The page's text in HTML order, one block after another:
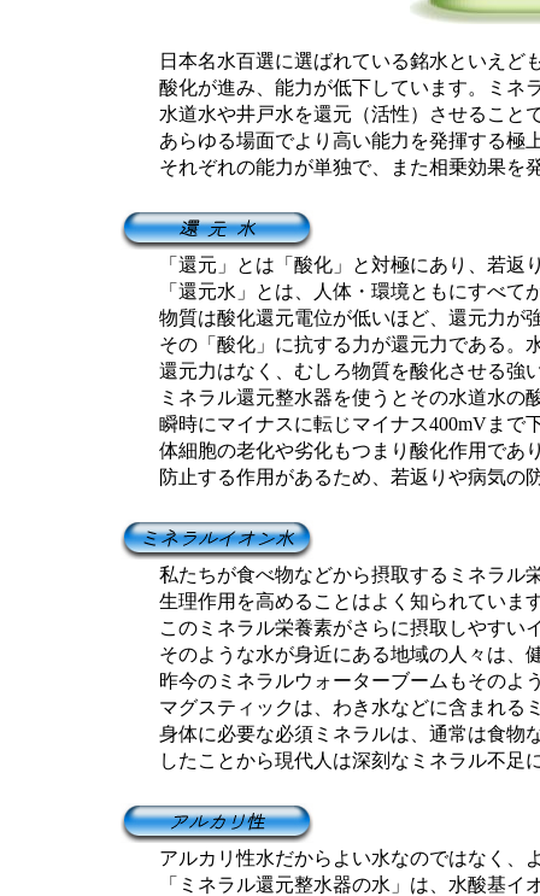
日本名水百選に選ばれている銘水といえど
酸化が進み、能力が低下しています。ミネ
水道水や井戸水を還元（活性）させること
あらゆる場面でより高い能力を発揮する極
それぞれの能力が単独で、また相乗効果を
「還元」とは「酸化」と対極にあり、若返
「還元水」とは、人体・環境ともにすべて
物質は酸化還元電位が低いほど、還元力が
その「酸化」に抗する力が還元力である。
還元力はなく、むしろ物質を酸化させる強
ミネラル還元整水器を使うとその水道水の
瞬時にマイナスに転じマイナス400mVまで
体細胞の老化や劣化もつまり酸化作用であ
防止する作用があるため、若返りや病気の
私たちが食べ物などから摂取するミネラル
生理作用を高めることはよく知られていま
このミネラル栄養素がさらに摂取しやすい
そのような水が身近にある地域の人々は、
昨今のミネラルウォーターブームもそのよ
マグスティックは、わき水などに含まれる
身体に必要な必須ミネラルは、通常は食物
したことから現代人は深刻なミネラル不足
アルカリ性水だからよい水なのではなく、
「ミネラル還元整水器の水」は、水酸基イ